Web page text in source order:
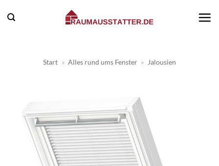
Inhalt
Start » Alles rund ums Fenster » Jalousien